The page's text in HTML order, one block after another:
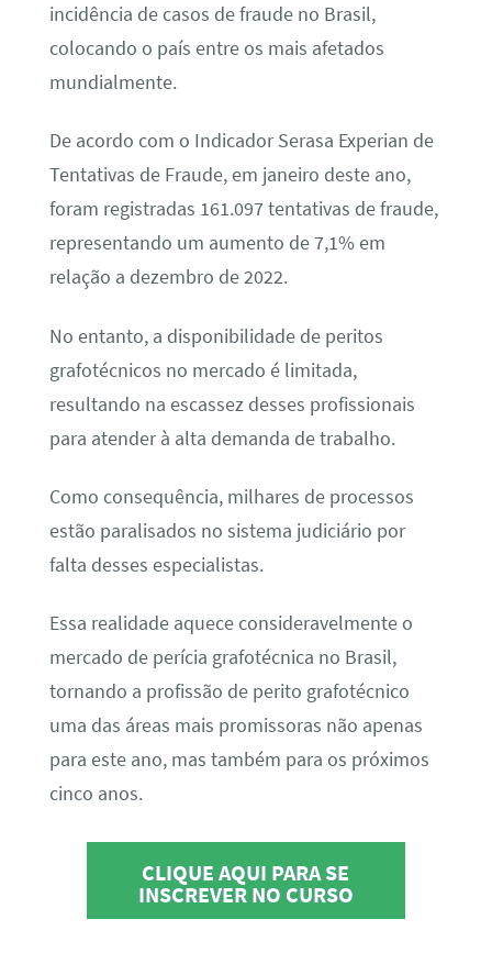
incidência de casos de fraude no Brasil,
colocando o país entre os mais afetados
mundialmente.
De acordo com o Indicador Serasa Experian de
Tentativas de Fraude, em janeiro deste ano,
foram registradas 161.097 tentativas de fraude,
representando um aumento de 7,1% em
relação a dezembro de 2022.
No entanto, a disponibilidade de peritos
grafotécnicos no mercado é limitada,
resultando na escassez desses profissionais
para atender à alta demanda de trabalho.
Como consequência, milhares de processos
estão paralisados no sistema judiciário por
falta desses especialistas.
Essa realidade aquece consideravelmente o
mercado de perícia grafotécnica no Brasil,
tornando a profissão de perito grafotécnico
uma das áreas mais promissoras não apenas
para este ano, mas também para os próximos
cinco anos.
CLIQUE AQUI PARA SE
INSCREVER NO CURSO